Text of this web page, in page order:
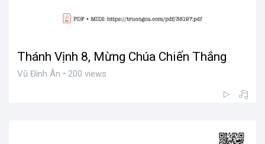
Thánh Vịnh 8, Mừng Chúa Chiến Thắng
Vũ Đình Ân • 200 views